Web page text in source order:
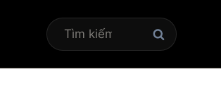
Tìm
kiếm
cho: